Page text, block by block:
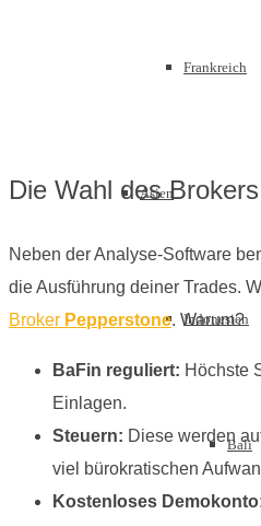
Frankreich
Asien
Indonesien
Bali
Die Wahl des
Neben der Analyse-Software
die Ausführung deiner Trades.
Broker Pepperstone. Warum?
BaFin reguliert: Höchste
Einlagen.
Steuern: Diese werden
viel bürokratischen
Kostenloses